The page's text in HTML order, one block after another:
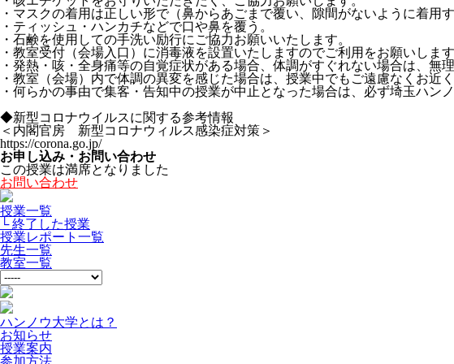
・マスクの着用は正しい形で（鼻からあごまで覆い、隙間がないように着用す
・ティッシュ・ハンカチなどで口や鼻を覆う。
・石鹸を使用しての手洗い励行にご協力お願いいたします。
・教室受付（会場入口）に消毒液を設置いたしますのでご利用をお願いします
・発熱・咳・全身痛等の自覚症状がある場合、体調がすぐれない場合は、無
・教室（会場）内で体調の異変を感じた場合は、授業中でもご遠慮なくお近
・何らかの事由で集客・告知中の授業が中止となった場合は、必ず埼玉ハン
◆新型コロナウイルスに関する参考情報
＜内閣官房 新型コロナウィルス感染症対策＞
https://corona.go.jp/
お申し込み・お問い合わせ
この授業は満席となりました
お問い合わせ
授業一覧
└ 終了した授業
授業レポート一覧
先生一覧
教室一覧
ハンノウ大学とは？
お知らせ
授業案内
参加方法